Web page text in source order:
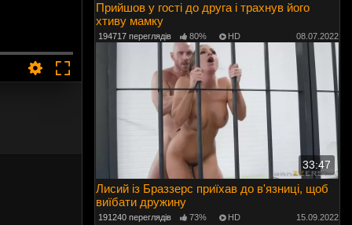
Прийшов у гості до друга і трахнув його
хтиву мамку
194717 переглядів 80% HD 08.07.2022
33:47
Лисий із Браззерс приїхав до в'язниці, щоб
виїбати дружину
191240 переглядів 73% HD 15.09.2022